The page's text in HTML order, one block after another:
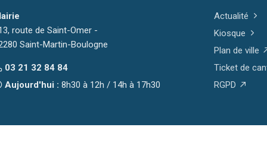
route de Saint-Omer -
Saint-Martin-Boulogne
03 21 32 84 84
Aujourd'hui :8h30 à 12h / 14h à 17h30
Actualité
Kiosque
Plan de ville
Ticket de
RGPD